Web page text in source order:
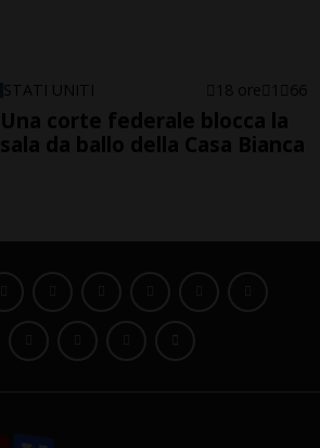
STATI UNITI 18 ore 1 66
Una corte federale blocca la
sala da ballo della Casa Bianca